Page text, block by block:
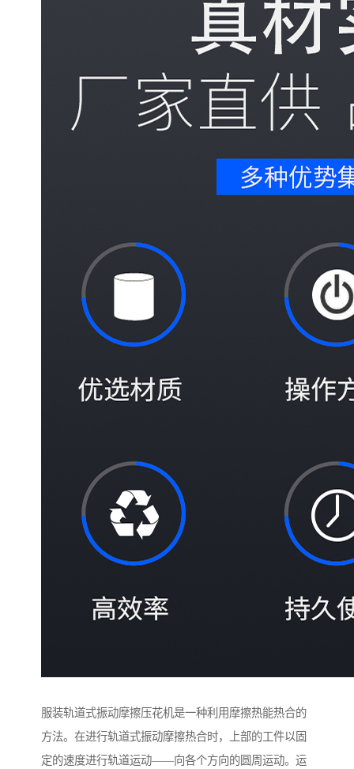
服装轨道式振动摩擦压花机是一种利用摩擦热能热合的
方法。在进行轨道式振动摩擦热合时，上部的工件以固
定的速度进行轨道运动——向各个方向的圆周运动。运